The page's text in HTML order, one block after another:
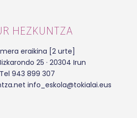
HEZKUNTZA
eraikina [2 urte]
25 · 20304 Irun
Tel 943 899 307
info_eskola@tokialai.eus